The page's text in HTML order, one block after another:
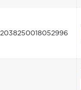
2038250018052996